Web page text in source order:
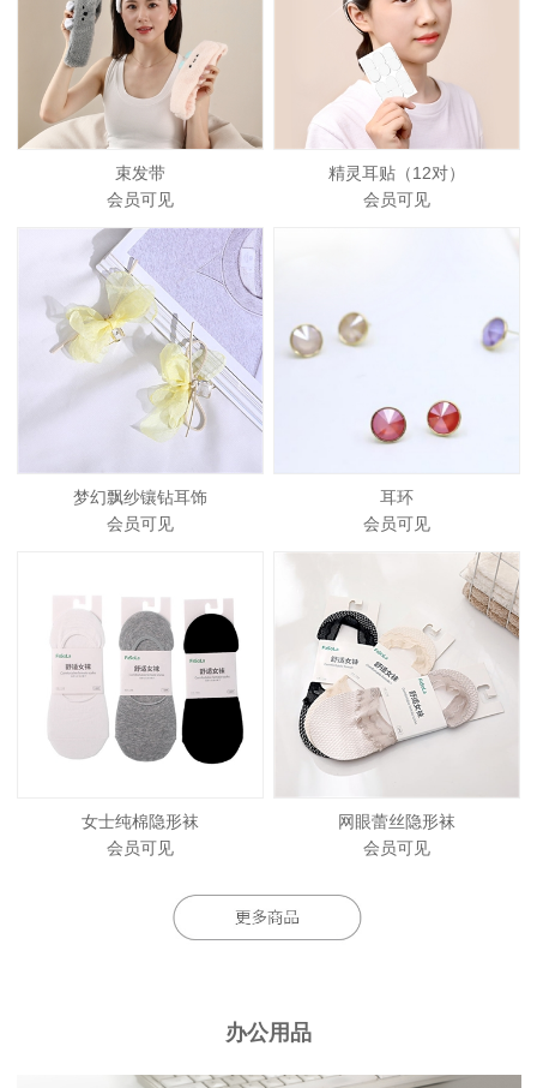
束发带
会员可见
精灵耳贴（12对）
会员可见
梦幻飘纱镶钻耳饰
会员可见
耳环
会员可见
女士纯棉隐形袜
会员可见
网眼蕾丝隐形袜
会员可见
办公用品